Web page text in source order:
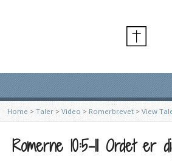
Home > Taler>Video > Romerbrevet >View
Romerne 10:5-11 Ordet er